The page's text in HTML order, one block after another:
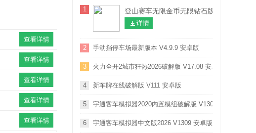
查看详情
查看详情
查看详情
查看详情
查看详情
1 登山赛车无限金币无限钻石版本 V1.70.0
详情
2 手动挡停车场最新版本 V4.9.9 安卓版
3 火力全开2城市狂热2026破解版 V17.08 安卓版
4 新车牌在线破解版 V111 安卓版
5 宇通客车模拟器2020内置模组破解版 V1309 安卓版
6 宇通客车模拟器中文版2026 V1309 安卓版